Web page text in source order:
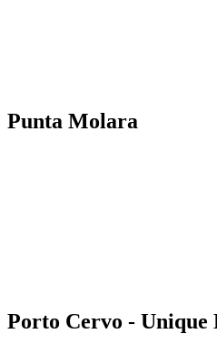
Punta Molara
Porto Cervo - Unique